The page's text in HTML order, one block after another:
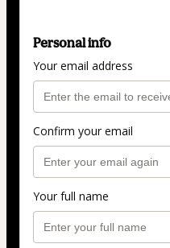
Personal info
Your email address
Confirm your email
Your full name